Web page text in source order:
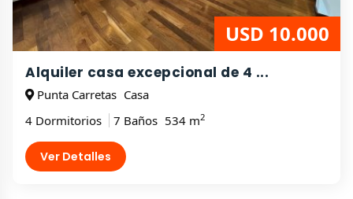
USD 10.000
Alquiler casa excepcional de 4 ...
Punta Carretas Casa
4 Dormitorios
7 Baños 534 m2
Ver Detalles